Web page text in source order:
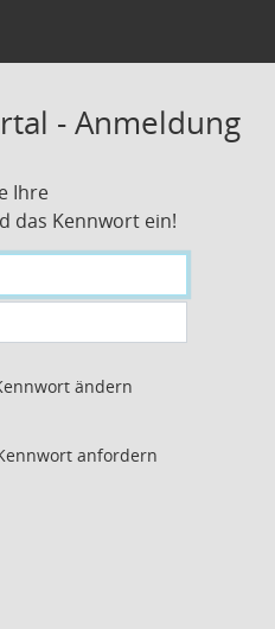
- Anmeldung
Ihre
das Kennwort ein!
ändern